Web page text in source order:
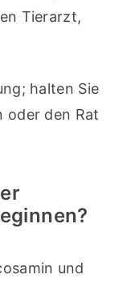
Tierarzt,
halten Sie
oder den Rat
und